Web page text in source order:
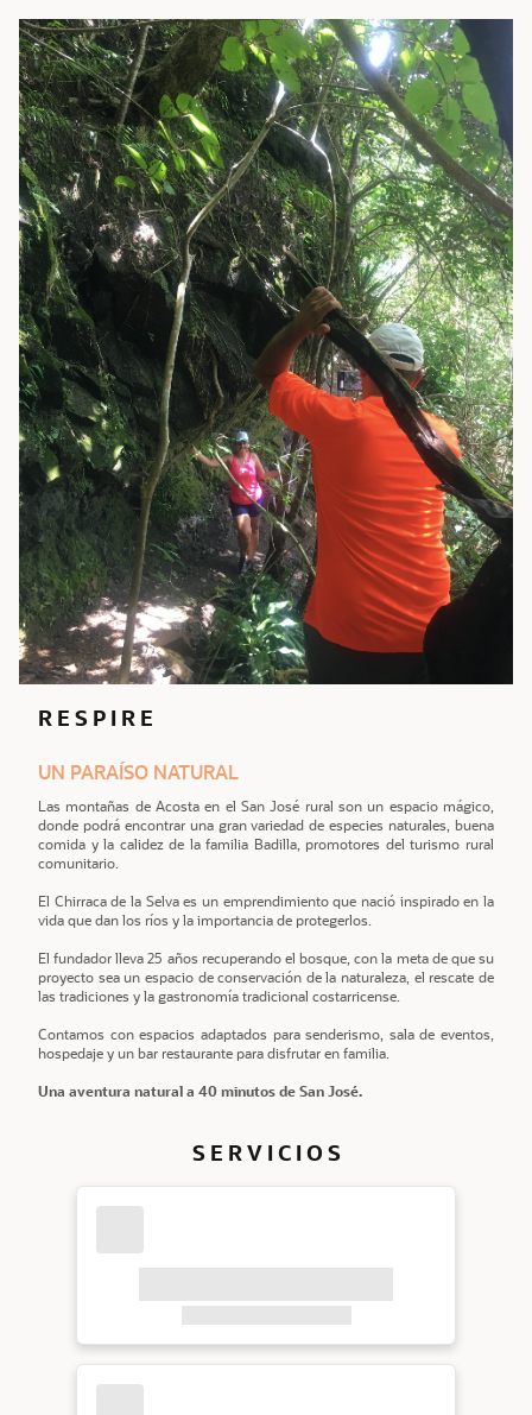
R E S P I R E
UN PARAÍSO NATURAL
Las montañas de Acosta en el San José rural son un espacio mágico,
donde podrá encontrar una gran variedad de especies naturales, buena
comida y la calidez de la familia Badilla, promotores del turismo rural
comunitario.
El Chirraca de la Selva es un emprendimiento que nació inspirado en la
vida que dan los ríos y la importancia de protegerlos.
El fundador lleva 25 años recuperando el bosque, con la meta de que su
proyecto sea un espacio de conservación de la naturaleza, el rescate de
las tradiciones y la gastronomía tradicional costarricense.
Contamos con espacios adaptados para senderismo, sala de eventos,
hospedaje y un bar restaurante para disfrutar en familia.
Una aventura natural a 40 minutos de San José.
S E R V I C I O S